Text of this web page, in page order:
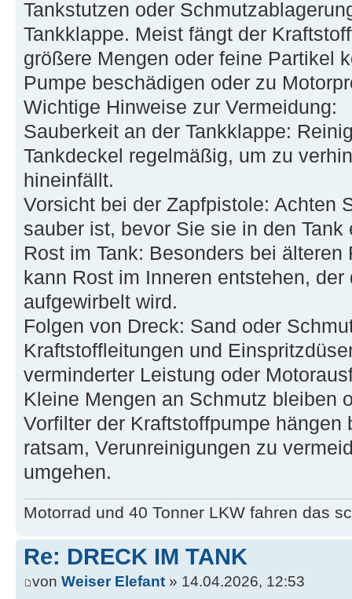
Tankstutzen oder
Tankklappe. Meist fängt der
größere Mengen oder feine Partikel
Pumpe beschädigen oder zu
Wichtige Hinweise zur Vermeidung:
Sauberkeit an der Tankklappe:
Tankdeckel regelmäßig, um zu
hineinfällt.
Vorsicht bei der Zapfpistole: Achten
sauber ist, bevor Sie sie in den Tank
Rost im Tank: Besonders bei
kann Rost im Inneren entstehen,
aufgewirbelt wird.
Folgen von Dreck: Sand oder
Kraftstoffleitungen und
verminderter Leistung oder
Kleine Mengen an Schmutz bleiben
Vorfilter der Kraftstoffpumpe hängen
ratsam, Verunreinigungen zu
umgehen.
Motorrad und 40 Tonner LKW fahren das
Re: DRECK IM TANK
von Weiser Elefant » 14.04.2026, 12:53